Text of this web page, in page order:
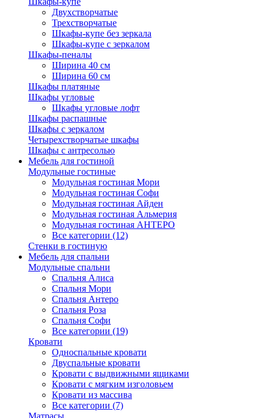
Двухстворчатые
Трехстворчатые
Шкафы-купе без зеркала
Шкафы-купе с зеркалом
Шкафы-пеналы
Ширина 40 см
Ширина 60 см
Шкафы платяные
Шкафы угловые
Шкафы угловые лофт
Шкафы распашные
Шкафы с зеркалом
Четырехстворчатые шкафы
Шкафы с антресолью
Мебель для гостиной
Модульные гостиные
Модульная гостиная Мори
Модульная гостиная Софи
Модульная гостиная Айден
Модульная гостиная Альмерия
Модульная гостиная АНТЕРО
Все категории (12)
Стенки в гостиную
Мебель для спальни
Модульные спальни
Спальня Алиса
Спальня Мори
Спальня Антеро
Спальня Роза
Спальня Софи
Все категории (19)
Кровати
Односпальные кровати
Двуспальные кровати
Кровати с выдвижными ящиками
Кровати с мягким изголовьем
Кровати из массива
Все категории (7)
Матрасы